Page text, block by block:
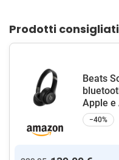
Prodotti consigliati
Beats
Apple e
−40%